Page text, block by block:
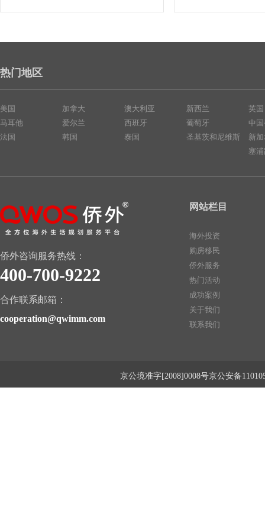
热门地区
美国
马耳他
法国
加拿大
爱尔兰
韩国
澳大利亚
西班牙
泰国
新西兰
葡萄牙
圣基茨和尼维斯
英国
中
新
塞
侨外咨询服务热线：
400-700-9222
合作联系邮箱：
cooperation@qwimm.com
网站栏目
海外投资
购房移民
侨外服务
热门活动
成功案例
关于我们
联系我们
京公境准字[2008]0008号京公安备